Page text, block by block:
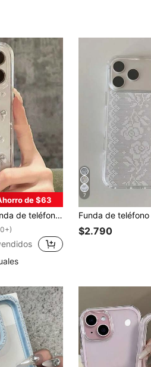
de $63
textura de moda, elemento de lazo de aleación TPU minimalista, compatible con iPhone 17/17Air/17Pro/17ProMax/16/15/14/13/12/11/X/XS/XR/Mini/Pro Max/Pro/Plus, funda suave de TPU con cobertura total, regalo de primavera, fiesta de cumpleaños, aniversario
7
$2.790